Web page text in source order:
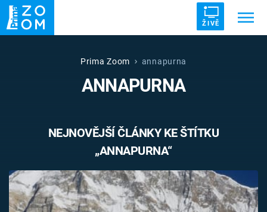
ŽIVĚ
UFO
VETŘELCI DÁVNOVĚKU
Témata
Prima Zoom annapurna
ANNAPURNA
NEJNOVĚJŠÍ ČLÁNKY KE ŠTÍTKU
„ANNAPURNA“